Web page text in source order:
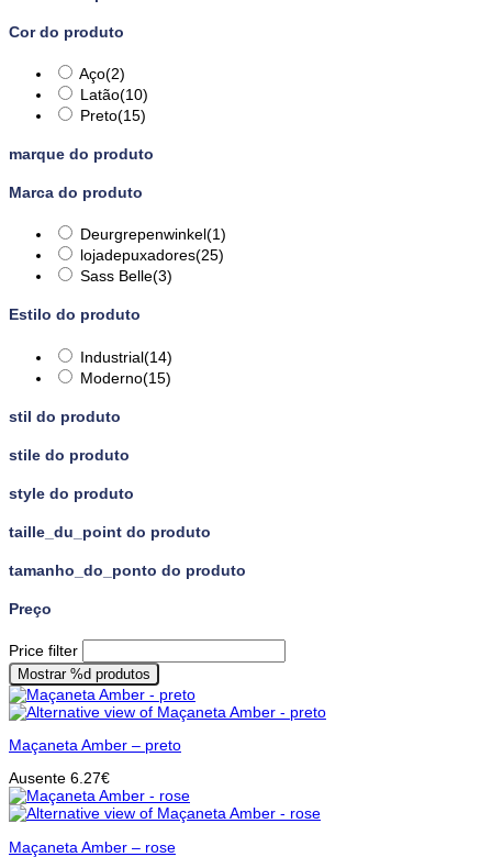
Cor do produto
Aço(2)
Latão(10)
Preto(15)
marque do produto
Marca do produto
Deurgrepenwinkel(1)
lojadepuxadores(25)
Sass Belle(3)
Estilo do produto
Industrial(14)
Moderno(15)
stil do produto
stile do produto
style do produto
taille_du_point do produto
tamanho_do_ponto do produto
Preço
Price filter
Mostrar %d produtos
Maçaneta Amber – preto
Ausente 6.27€
Maçaneta Amber – rose